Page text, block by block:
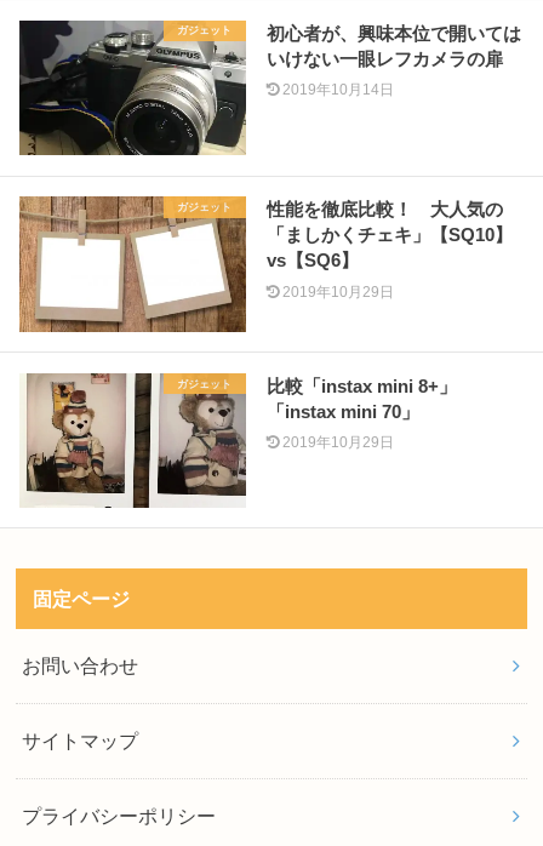
ガジェット
初心者が、興味本位で開いては
いけない一眼レフカメラの扉
2019年10月14日
ガジェット
性能を徹底比較！ 大人気の
「ましかくチェキ」【SQ10】
vs【SQ6】
2019年10月29日
ガジェット
比較「instax mini 8+」
「instax mini 70」
2019年10月29日
固定ページ
お問い合わせ
サイトマップ
プライバシーポリシー